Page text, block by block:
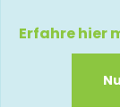
Erfahre hier